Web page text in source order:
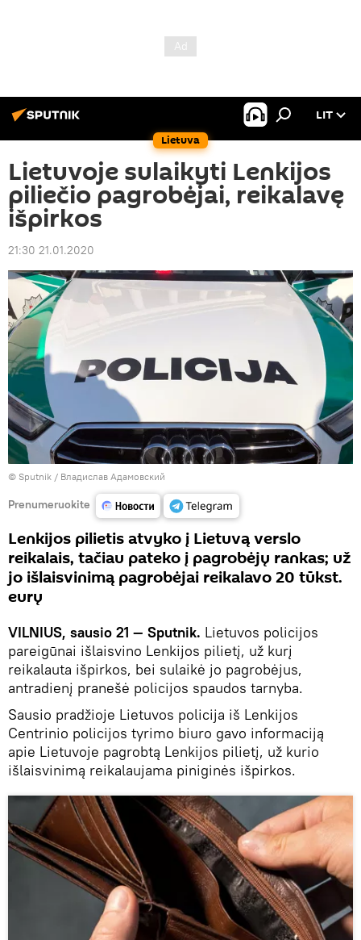
Lietuva
LIT
Lietuvoje sulaikyti Lenkijos
piliečio pagrobėjai, reikalavę
išpirkos
21:30 21.01.2020
© Sputnik / Владислав Адамовский
Prenumeruokite
Lenkijos pilietis atvyko į Lietuvą verslo
reikalais, tačiau pateko į pagrobėjų rankas; už
jo išlaisvinimą pagrobėjai reikalavo 20 tūkst.
eurų
VILNIUS, sausio 21 — Sputnik. Lietuvos policijos
pareigūnai išlaisvino Lenkijos pilietį, už kurį
reikalauta išpirkos, bei sulaikė jo pagrobėjus,
antradienį pranešė policijos spaudos tarnyba.
Sausio pradžioje Lietuvos policija iš Lenkijos
Centrinio policijos tyrimo biuro gavo informaciją
apie Lietuvoje pagrobtą Lenkijos pilietį, už kurio
išlaisvinimą reikalaujama piniginės išpirkos.